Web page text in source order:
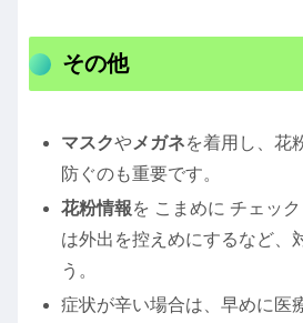
その他
マスクやメガネを着用し、花
防ぐのも重要です。
花粉情報を こまめに チェッ
は外出を控えめにするなど、
う。
症状が辛い場合は、早めに医